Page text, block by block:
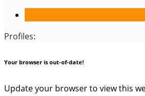
Profiles:
Your browser is out-of-date!
Update your browser to view this